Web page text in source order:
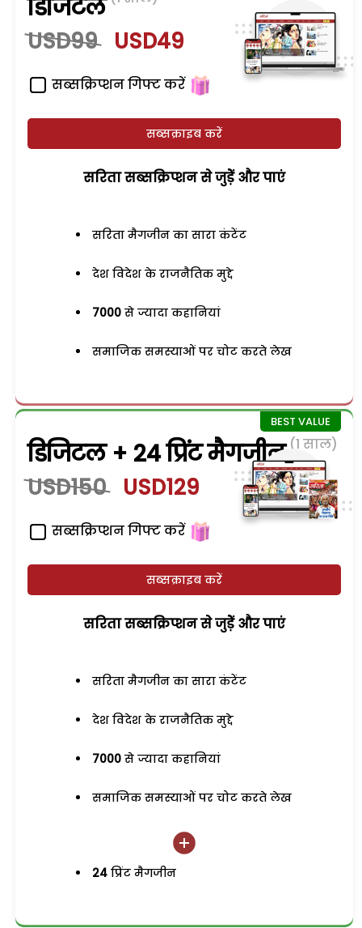
डिजिटल
USD99 USD49
सब्सक्रिप्शन गिफ्ट करें
सब्सक्राइब करें
सरिता सब्सक्रिप्शन से जुड़ेें और पाएं
सरिता मैगजीन का सारा कंटेंट
देश विदेश के राजनैतिक मुद्दे
7000 से ज्यादा कहानियां
समाजिक समस्याओं पर चोट करते लेख
डिजिटल + 24 प्रिंट मैगजीन (1 साल)
USD150 USD129
सब्सक्रिप्शन गिफ्ट करें
सब्सक्राइब करें
सरिता सब्सक्रिप्शन से जुड़ेें और पाएं
सरिता मैगजीन का सारा कंटेंट
देश विदेश के राजनैतिक मुद्दे
7000 से ज्यादा कहानियां
समाजिक समस्याओं पर चोट करते लेख
24 प्रिंट मैगजीन